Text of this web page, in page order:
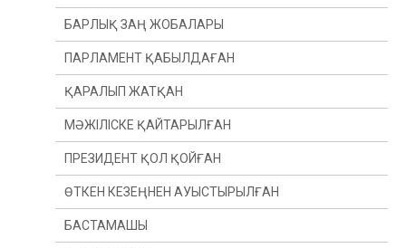
БАРЛЫҚ ЗАҢ ЖОБАЛАРЫ
ПАРЛАМЕНТ ҚАБЫЛДАҒАН
ҚАРАЛЫП ЖАТҚАН
МӘЖІЛІСКЕ ҚАЙТАРЫЛҒАН
ПРЕЗИДЕНТ ҚОЛ ҚОЙҒАН
ӨТКЕН КЕЗЕҢНЕН АУЫСТЫРЫЛҒАН
ӨТКЕН ЖЫЛДАН
БАСТАМАШЫ